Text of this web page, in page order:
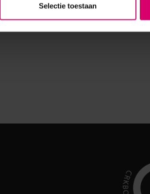
Selectie toestaan